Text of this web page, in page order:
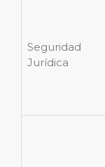
Seguridad
Jurídica